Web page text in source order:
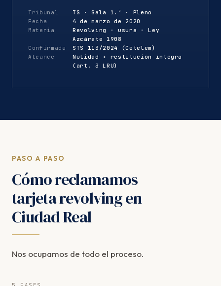
Tribunal
TS · Sala 1.ª · Pleno
Fecha
4 de marzo de 2020
Materia
Revolving · usura · Ley
Azcárate 1908
Confirmada
STS 113/2024 (Cetelem)
Alcance
Nulidad + restitución íntegra
(art. 3 LRU)
PASO A PASO
Cómo reclamamos
tarjeta revolving en
Ciudad Real
Nos ocupamos de todo el proceso.